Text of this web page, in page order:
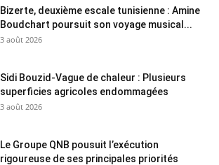
Bizerte, deuxième escale tunisienne : Amine
Boudchart poursuit son voyage musical...
3 août 2026
Sidi Bouzid-Vague de chaleur : Plusieurs
superficies agricoles endommagées
3 août 2026
Le Groupe QNB pousuit l’exécution
rigoureuse de ses principales priorités